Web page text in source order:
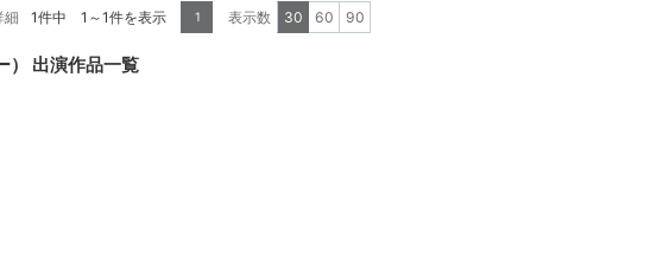
細 1件中 1～1件を表示 1 表示数 30 60 90
） 出演作品一覧